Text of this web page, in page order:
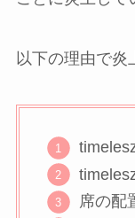
以下の理由で炎
席の配